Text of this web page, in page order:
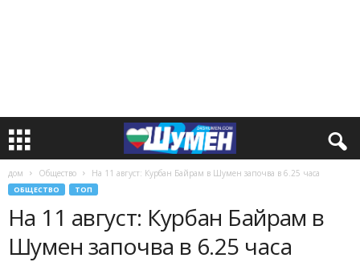
дом Общество На 11 август: Курбан Байрам в Шумен започва в 6.25 часа
ОБЩЕСТВО ТОП
На 11 август: Курбан Байрам в
Шумен започва в 6.25 часа